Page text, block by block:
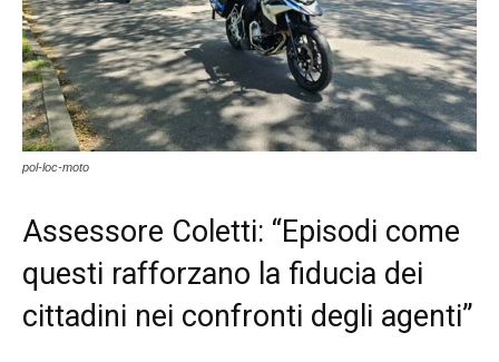
pol-loc-moto
Assessore Coletti: “Episodi come
questi rafforzano la fiducia dei
cittadini nei confronti degli agenti”